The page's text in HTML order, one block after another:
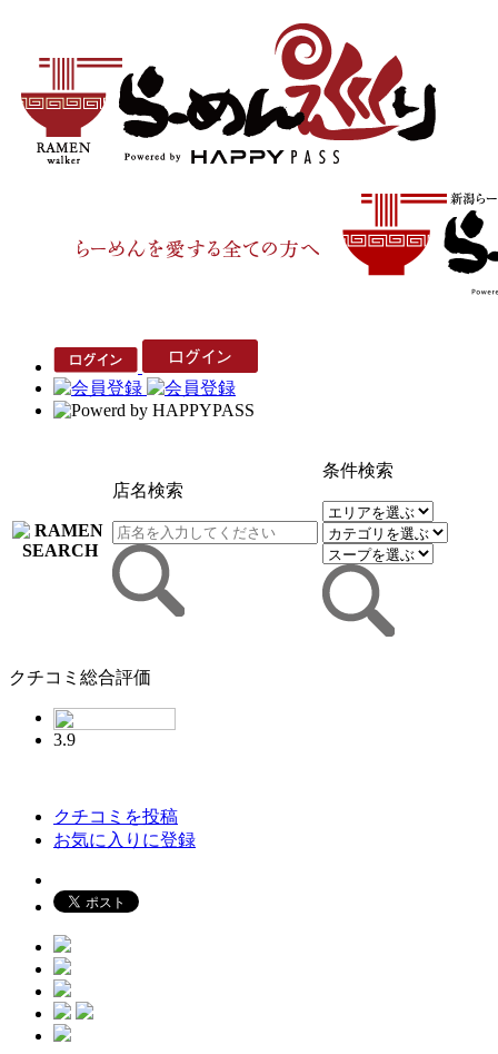
店名検索
条件検索
クチコミ総合評価
3.9
クチコミを投稿
お気に入りに登録